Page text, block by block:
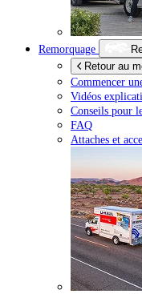
Remorquage
Retour au
Commencer
Vidéos
Conseils pour
FAQ
Attaches et